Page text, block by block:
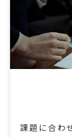
課題に合わ